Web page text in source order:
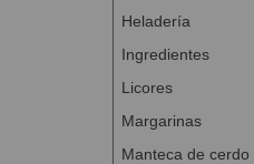
Heladería
Ingredientes
Licores
Margarinas
Manteca de cerdo